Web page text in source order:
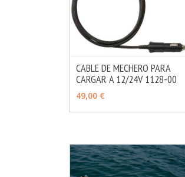
AÑADIR MÁS INFO
CABLE DE MECHERO PARA
CARGAR A 12/24V 1128-00
49,00 €